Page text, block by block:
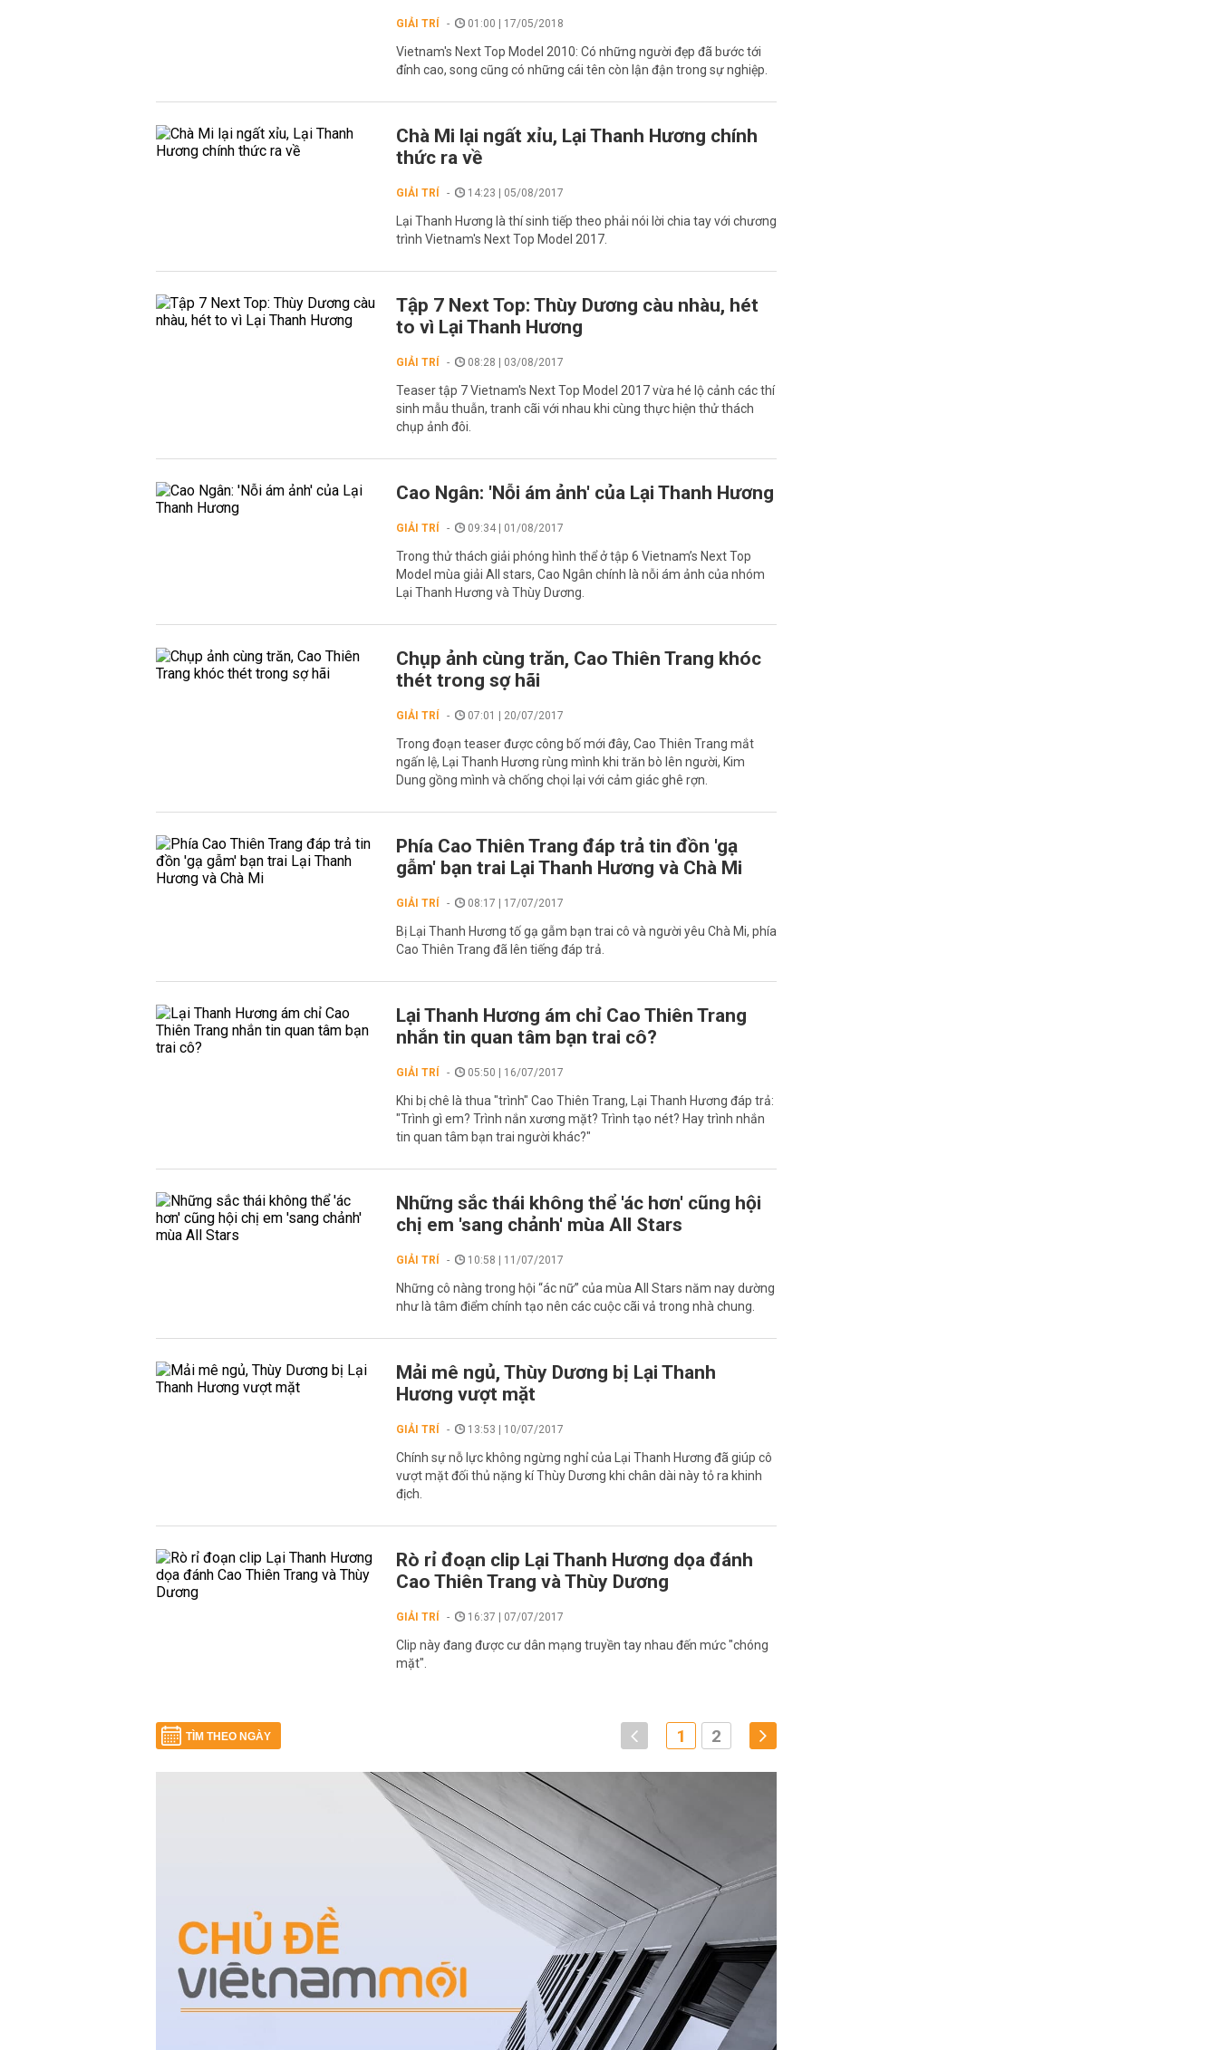
GIẢI TRÍ 01:00 | 17/05/2018
Vietnam's Next Top Model 2010: Có những người đẹp đã bước tới
đỉnh cao, song cũng có những cái tên còn lận đận trong sự nghiệp.
Chà Mi lại ngất xỉu, Lại Thanh Hương chính
thức ra về
GIẢI TRÍ 14:23 | 05/08/2017
Lại Thanh Hương là thí sinh tiếp theo phải nói lời chia tay với chương
trình Vietnam's Next Top Model 2017.
Tập 7 Next Top: Thùy Dương càu nhàu, hét
to vì Lại Thanh Hương
GIẢI TRÍ 08:28 | 03/08/2017
Teaser tập 7 Vietnam's Next Top Model 2017 vừa hé lộ cảnh các thí
sinh mẫu thuẫn, tranh cãi với nhau khi cùng thực hiện thử thách
chụp ảnh đôi.
Cao Ngân: 'Nỗi ám ảnh' của Lại Thanh Hương
GIẢI TRÍ 09:34 | 01/08/2017
Trong thử thách giải phóng hình thể ở tập 6 Vietnam’s Next Top
Model mùa giải All stars, Cao Ngân chính là nỗi ám ảnh của nhóm
Lại Thanh Hương và Thùy Dương.
Chụp ảnh cùng trăn, Cao Thiên Trang khóc
thét trong sợ hãi
GIẢI TRÍ 07:01 | 20/07/2017
Trong đoạn teaser được công bố mới đây, Cao Thiên Trang mắt
ngấn lệ, Lại Thanh Hương rùng mình khi trăn bò lên người, Kim
Dung gồng mình và chống chọi lại với cảm giác ghê rợn.
Phía Cao Thiên Trang đáp trả tin đồn 'gạ
gẫm' bạn trai Lại Thanh Hương và Chà Mi
GIẢI TRÍ 08:17 | 17/07/2017
Bị Lại Thanh Hương tố gạ gẫm bạn trai cô và người yêu Chà Mi, phía
Cao Thiên Trang đã lên tiếng đáp trả.
Lại Thanh Hương ám chỉ Cao Thiên Trang
nhắn tin quan tâm bạn trai cô?
GIẢI TRÍ 05:50 | 16/07/2017
Khi bị chê là thua "trình" Cao Thiên Trang, Lại Thanh Hương đáp trả:
"Trình gì em? Trình nắn xương mặt? Trình tạo nét? Hay trình nhắn
tin quan tâm bạn trai người khác?"
Những sắc thái không thể 'ác hơn' cũng hội
chị em 'sang chảnh' mùa All Stars
GIẢI TRÍ 10:58 | 11/07/2017
Những cô nàng trong hội “ác nữ” của mùa All Stars năm nay dường
như là tâm điểm chính tạo nên các cuộc cãi vả trong nhà chung.
Mải mê ngủ, Thùy Dương bị Lại Thanh
Hương vượt mặt
GIẢI TRÍ 13:53 | 10/07/2017
Chính sự nỗ lực không ngừng nghỉ của Lại Thanh Hương đã giúp cô
vượt mặt đối thủ nặng kí Thùy Dương khi chân dài này tỏ ra khinh
địch.
Rò rỉ đoạn clip Lại Thanh Hương dọa đánh
Cao Thiên Trang và Thùy Dương
GIẢI TRÍ 16:37 | 07/07/2017
Clip này đang được cư dân mạng truyền tay nhau đến mức "chóng
mặt".
TÌM THEO NGÀY 1 2